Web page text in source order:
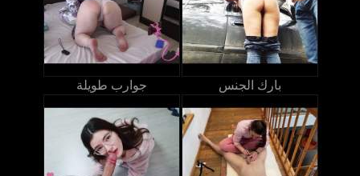
جوارب طويلة بارك الجنس